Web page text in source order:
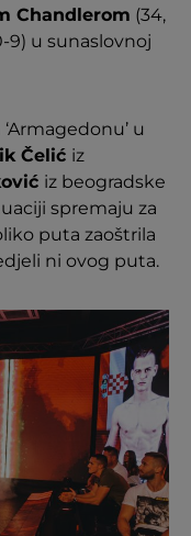
Chandlerom (34,
9) u sunaslovnoj
u
Čelić iz
iz beogradske
spremaju za
puta zaoštrila
ni ovog puta.